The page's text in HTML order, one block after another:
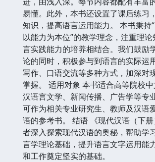
易懂。此外，本书还设置了课后练习
知识，提高语言运用能力。 本书秉持
以能力为本位”的教学理念，注重理
言实践能力的培养相结合。我们鼓励
论的同时，积极参与到语言的实际运
写作、口语交流等多种方式，加深对
掌握。 适用对象 本书适合高等院校中
汉语言文学、新闻传播、广告学等专
可作为相关专业研究生、教师及汉语
语的参考书。 结语 《现代汉语（下
者深入探索现代汉语的奥秘，帮助学
言学理论基础，提升语言文字运用能
和工作奠定坚实的基础。